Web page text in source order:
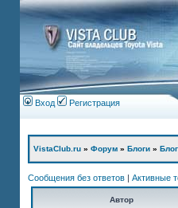
Вход Регистрация
VistaClub.ru » Форум » Блоги »
Сообщения без ответов | Активные
Автор